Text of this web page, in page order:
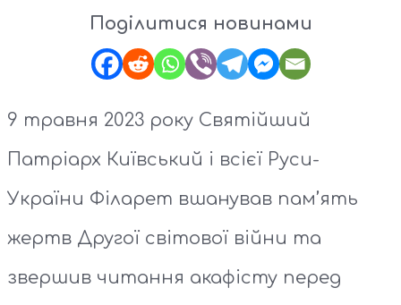
Поділитися новинами
9 травня 2023 року Святійший
Патріарх Київський і всієї Руси-
України Філарет вшанував пам’ять
жертв Другої світової війни та
звершив читання акафісту перед